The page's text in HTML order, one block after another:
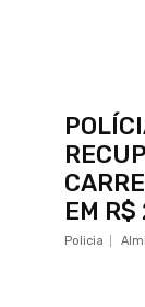
EM
Policia